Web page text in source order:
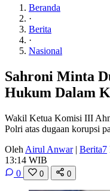
Beranda
·
Berita
·
Nasional
Sahroni Minta
Hukum Dalam
Wakil Ketua Komisi III
Polri atas dugaan korupsi
Oleh Airul Anwar | Berita7
13:14 WIB
0
0 0